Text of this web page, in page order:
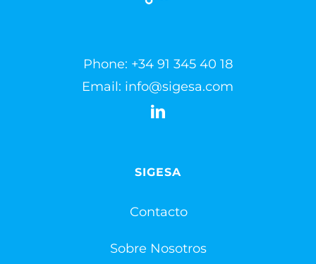
Phone: +34 91 345 40 18
Email: info@sigesa.com
SIGESA
Contacto
Sobre Nosotros